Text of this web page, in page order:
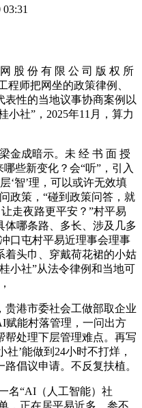
03:31
股 份 有 限 公 司 版 权 所
程师把网坐的政策律例、
表性的当地议事协商案例以
小社”，2025年11月，算力
成暗示。未 经 书 面 授
些新变化？会“听”，引入
‘智’理，可以或许无效填
政策，“碰到政策问答，就
走夜路更平安？”村平易
体哪条路、多长、涉及几多
口屯村平易近理事会理事
着头巾、穿戴荷花裙的小姑
小社”从法令律例和当地可
港市委社会工做部取企业
能村落管理，一问出方
帮处理下层管理难点。再写
社’能做到24小时不打烊，
倡议申请。不反复扶植。
“AI（人工智能）社